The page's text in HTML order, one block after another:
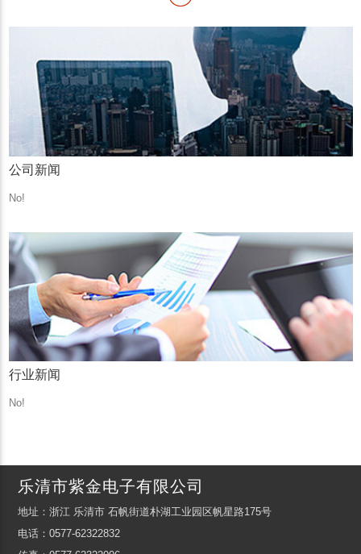
公司新闻
No!
行业新闻
No!
乐清市紫金电子有限公司
地址：浙江 乐清市 石帆街道朴湖工业园区帆星路175号
电话：0577-62322832